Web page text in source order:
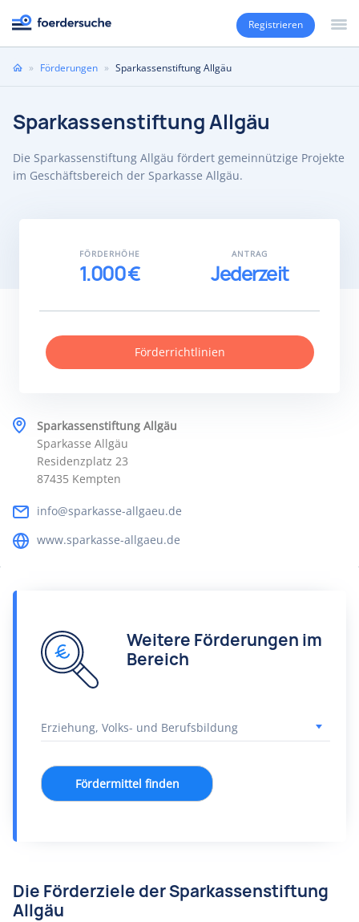
Registrieren
Sie» Förderungen » Sparkassenstiftung Allgäu
Sparkassenstiftung Allgäu
Die Sparkassenstiftung Allgäu fördert gemeinnützige Projekte
im Geschäftsbereich der Sparkasse Allgäu.
Sparkassenstiftung Allgäu
Sparkasse Allgäu
Residenzplatz 23
87435 Kempten
info@sparkasse-allgaeu.de
www.sparkasse-allgaeu.de
FÖRDERHÖHE
1.000 €
ANTRAG
Jederzeit
Förderrichtlinien
Weitere Förderungen im
Bereich
Fördermittel finden
Die Förderziele der Sparkassenstiftung
Allgäu